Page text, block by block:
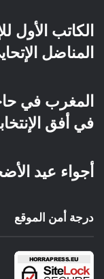
الكاتب الأول
المناضل
المغرب في
في أفق
أجواء عيد
درجة أمن الموقع